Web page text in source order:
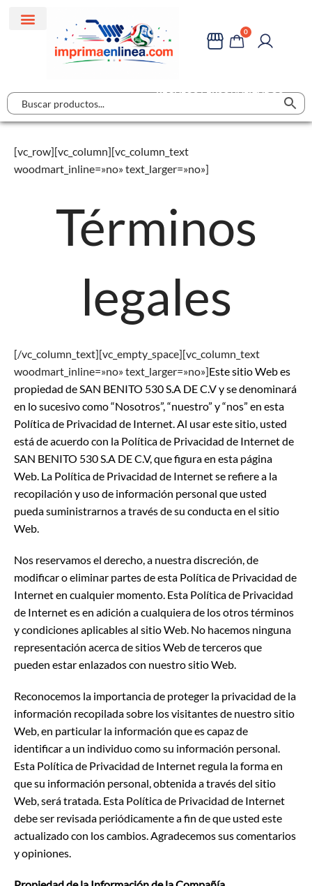
0
[vc_row][vc_column][vc_column_text
woodmart_inline=»no» text_larger=»no»]
Términos
legales
[/vc_column_text][vc_empty_space][vc_column_text
woodmart_inline=»no» text_larger=»no»]Este sitio Web es
propiedad de SAN BENITO 530 S.A DE C.V y se denominará
en lo sucesivo como “Nosotros”, “nuestro” y “nos” en esta
Política de Privacidad de Internet. Al usar este sitio, usted
está de acuerdo con la Política de Privacidad de Internet de
SAN BENITO 530 S.A DE C.V, que figura en esta página
Web. La Política de Privacidad de Internet se refiere a la
recopilación y uso de información personal que usted
pueda suministrarnos a través de su conducta en el sitio
Web.
Nos reservamos el derecho, a nuestra discreción, de
modificar o eliminar partes de esta Política de Privacidad de
Internet en cualquier momento. Esta Política de Privacidad
de Internet es en adición a cualquiera de los otros términos
y condiciones aplicables al sitio Web. No hacemos ninguna
representación acerca de sitios Web de terceros que
pueden estar enlazados con nuestro sitio Web.
Reconocemos la importancia de proteger la privacidad de la
información recopilada sobre los visitantes de nuestro sitio
Web, en particular la información que es capaz de
identificar a un individuo como su información personal.
Esta Política de Privacidad de Internet regula la forma en
que su información personal, obtenida a través del sitio
Web, será tratada. Esta Política de Privacidad de Internet
debe ser revisada periódicamente a fin de que usted este
actualizado con los cambios. Agradecemos sus comentarios
y opiniones.